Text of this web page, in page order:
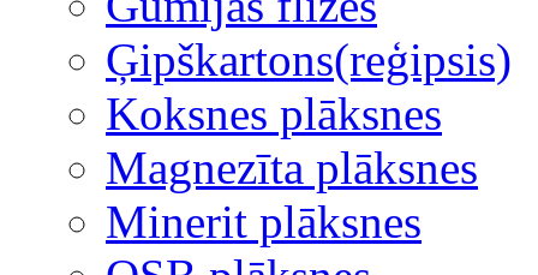
Ģipškartons(reģipsis)
Koksnes plāksnes
Magnezīta plāksnes
Minerit plāksnes